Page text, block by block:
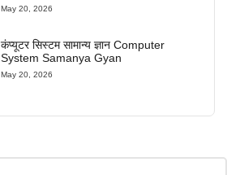
May 20, 2026
कंप्यूटर सिस्टम सामान्य ज्ञान Computer
System Samanya Gyan
May 20, 2026